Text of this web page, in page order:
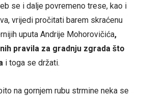
se i dalje povremeno trese, kao i
vrijedi pročitati barem skraćenu
uputa Andrije Mohorovičića,
pravila za gradnju zgrada što
i toga se držati.
na gornjem rubu strmine neka se